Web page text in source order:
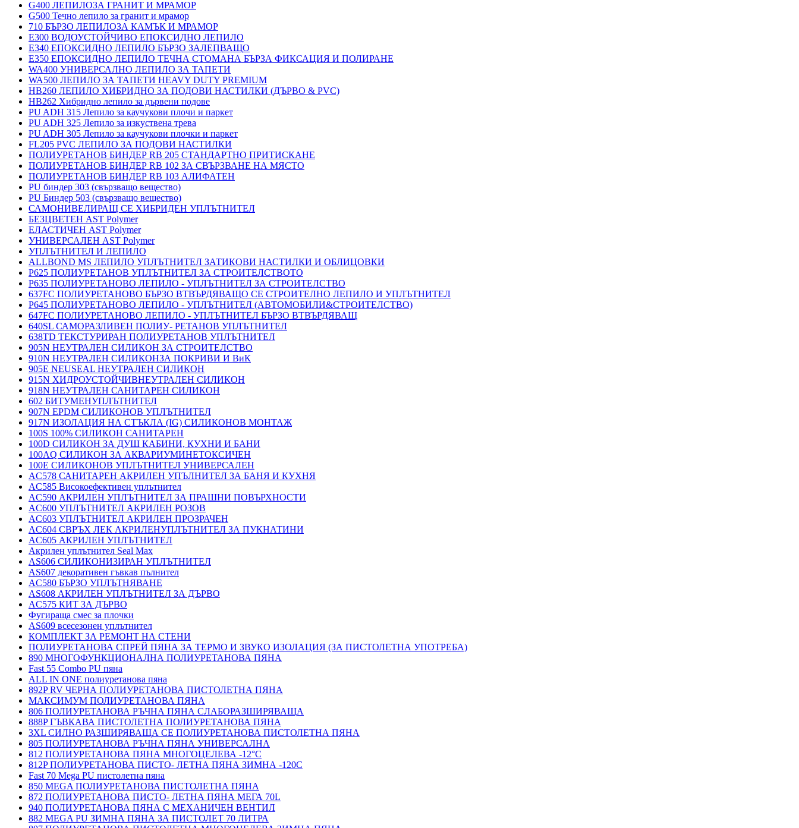
G400 ЛЕПИЛОЗА ГРАНИТ И МРАМОP
G500 Течно лепило за гранит и мрамор
710 БЪРЗО ЛЕПИЛОЗА КАМЪК И МРАМОP
E300 ВОДОУСТОЙЧИВО ЕПОКСИДНО ЛЕПИЛО
E340 ЕПОКСИДНО ЛЕПИЛО БЪРЗО ЗАЛЕПВАЩО
E350 ЕПОКСИДНО ЛЕПИЛО ТЕЧНА СТОМАНА БЪРЗА ФИКСАЦИЯ И ПОЛИРАНЕ
WA400 УНИВЕРСАЛНО ЛЕПИЛО ЗА ТАПЕТИ
WA500 ЛЕПИЛО ЗА ТАПЕТИ HEAVY DUTY PREMIUM
HB260 ЛЕПИЛО ХИБРИДНО ЗА ПОДОВИ НАСТИЛКИ (ДЪРВО & PVC)
HB262 Хибридно лепило за дървени подове
PU ADH 315 Лепило за каучукови плочи и паркет
PU ADH 325 Лепило за изкуствена трева
PU ADH 305 Лепило за каучукови плочки и паркет
FL205 PVC ЛЕПИЛО ЗА ПОДОВИ НАСТИЛКИ
ПОЛИУРЕТАНОВ БИНДЕР RB 205 СТАНДАРТНО ПРИТИСКАНЕ
ПОЛИУРЕТАНОВ БИНДЕР RB 102 ЗА СВЪРЗВАНЕ НА МЯСТО
ПОЛИУРЕТАНОВ БИНДЕР RB 103 АЛИФАТЕН
PU биндер 303 (свързващо вещество)
PU Биндер 503 (свързващо вещество)
САМОНИВЕЛИРАЩ СЕ ХИБРИДЕН УПЛЪТНИТЕЛ
БЕЗЦВЕТЕН AST Polymer
ЕЛАСТИЧЕН AST Polymer
УНИВЕРСАЛЕН AST Polymer
УПЛЪТНИТЕЛ И ЛЕПИЛО
ALLBOND MS ЛЕПИЛО УПЛЪТНИТЕЛ ЗАТИКОВИ НАСТИЛКИ И ОБЛИЦОВКИ
P625 ПОЛИУРЕТАНОВ УПЛЪТНИТЕЛ ЗА СТРОИТЕЛСТВОТО
P635 ПОЛИУРЕТАНОВО ЛЕПИЛО - УПЛЪТНИТЕЛ ЗА СТРОИТЕЛСТВО
637FC ПОЛИУРЕТАНОВО БЪРЗО ВТВЪРДЯВАЩО СЕ СТРОИТЕЛНО ЛЕПИЛО И УПЛЪТНИТЕЛ
P645 ПОЛИУРЕТАНОВО ЛЕПИЛО - УПЛЪТНИТЕЛ (АВТОМОБИЛИ&СТРОИТЕЛСТВО)
647FC ПОЛИУРЕТАНОВО ЛЕПИЛО - УПЛЪТНИТЕЛ БЪРЗО ВТВЪРДЯВАЩ
640SL САМОРАЗЛИВЕН ПОЛИУ- РЕТАНОВ УПЛЪТНИТЕЛ
638TD ТЕКСТУРИРАН ПОЛИУРЕТАНОВ УПЛЪТНИТЕЛ
905N НЕУТРАЛЕН СИЛИКОН ЗА СТРОИТЕЛСТВО
910N НЕУТРАЛЕН СИЛИКОНЗА ПОКРИВИ И ВиК
905E NEUSEAL НЕУТРАЛЕН СИЛИКОН
915N ХИДРОУСТОЙЧИВНЕУТРАЛЕН СИЛИКОН
918N НЕУТРАЛЕН САНИТАРЕН СИЛИКОН
602 БИТУМЕНУПЛЪТНИТЕЛ
907N EPDM СИЛИКОНОВ УПЛЪТНИТЕЛ
917N ИЗОЛАЦИЯ НА СТЪКЛА (IG) СИЛИКОНОВ МОНТАЖ
100S 100% СИЛИКОН САНИТАРЕН
100D СИЛИКОН ЗА ДУШ КАБИНИ, КУХНИ И БАНИ
100AQ СИЛИКОН ЗА АКВАРИУМИНЕТОКСИЧЕН
100E СИЛИКОНОВ УПЛЪТНИТЕЛ УНИВЕРСАЛЕН
AC578 САНИТАРЕН АКРИЛЕН УПЪЛНИТЕЛ ЗА БАНЯ И КУХНЯ
AC585 Високоефективен уплътнител
AC590 АКРИЛЕН УПЛЪТНИТЕЛ ЗА ПРАШНИ ПОВЪРХНОСТИ
AC600 УПЛЪТНИТЕЛ АКРИЛЕН РОЗОВ
AC603 УПЛЪТНИТЕЛ АКРИЛЕН ПРОЗРАЧЕН
AC604 СВРЪХ ЛЕК АКРИЛЕНУПЛЪТНИТЕЛ ЗА ПУКНАТИНИ
AC605 АКРИЛЕН УПЛЪТНИТЕЛ
Акрилен уплътнител Seal Max
AS606 СИЛИКОНИЗИРАН УПЛЪТНИТЕЛ
AS607 декоративен гъвкав пълнител
AC580 БЪРЗО УПЛЪТНЯВАНЕ
AS608 АКРИЛЕН УПЛЪТНИТЕЛ ЗА ДЪРВО
AC575 КИТ ЗА ДЪРВО
Фугираща смес за плочки
AS609 всесезонен уплътнител
КОМПЛЕКТ ЗА РЕМОНТ НА СТЕНИ
ПОЛИУРЕТАНОВА СПРЕЙ ПЯНА ЗА ТЕРМО И ЗВУКО ИЗОЛАЦИЯ (ЗА ПИСТОЛЕТНА УПОТРЕБА)
890 МНОГОФУНКЦИОНАЛНА ПОЛИУРЕТАНОВА ПЯНА
Fast 55 Combo PU пяна
ALL IN ONE полиуретанова пяна
892P RV ЧЕРНА ПОЛИУРЕТАНОВА ПИСТОЛЕТНА ПЯНА
МАКСИМУМ ПОЛИУРЕТАНОВА ПЯНА
806 ПОЛИУРЕТАНОВА РЪЧНА ПЯНА СЛАБОРАЗШИРЯВАЩА
888P ГЪВКАВА ПИСТОЛЕТНА ПОЛИУРЕТАНОВА ПЯНА
3XL СИЛНО РАЗШИРЯВАЩА СЕ ПОЛИУРЕТАНОВА ПИСТОЛЕТНА ПЯНА
805 ПОЛИУРЕТАНОВА РЪЧНА ПЯНА УНИВЕРСАЛНА
812 ПОЛИУРЕТАНОВА ПЯНА МНОГОЦЕЛЕВА -12°C
812P ПОЛИУРЕТАНОВА ПИСТО- ЛЕТНА ПЯНА ЗИМНА -120С
Fast 70 Mega PU пистолетна пяна
850 MEGA ПОЛИУРЕТАНОВА ПИСТОЛЕТНА ПЯНА
872 ПОЛИУРЕТАНОВА ПИСТО- ЛЕТНА ПЯНА МЕГА 70L
940 ПОЛИУРЕТАНОВА ПЯНА С МЕХАНИЧЕН ВЕНТИЛ
882 MEGA PU ЗИМНА ПЯНА ЗА ПИСТОЛЕТ 70 ЛИТРА